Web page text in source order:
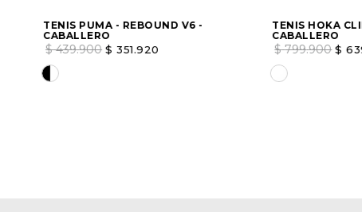
TENIS PUMA - REBOUND V6 -
CABALLERO
$ 439.900 $ 351.920
TENIS HOKA
CABALLERO
$ 799.900 $